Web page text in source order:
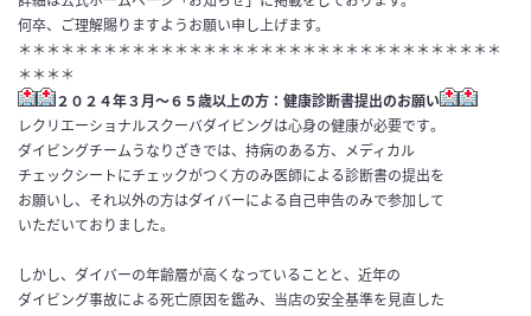
何卒、ご理解賜りますようお願い申し上げます。
＊＊＊＊＊＊＊＊＊＊＊＊＊＊＊＊＊＊＊＊＊＊＊＊＊＊＊＊＊＊＊＊＊＊
＊＊＊＊
２０２４年３月～６５歳以上の方：健康診断書提出のお願い
レクリエーショナルスクーバダイビングは心身の健康が必要です。
ダイビングチームうなりざきでは、持病のある方、メディカル
チェックシートにチェックがつく方のみ医師による診断書の提出を
お願いし、それ以外の方はダイバーによる自己申告のみで参加して
いただいておりました。
しかし、 ダイバーの年齢層が高くなっていることと、近年の
ダイビング事故による死亡原因を鑑み、当店の安全基準を見直した